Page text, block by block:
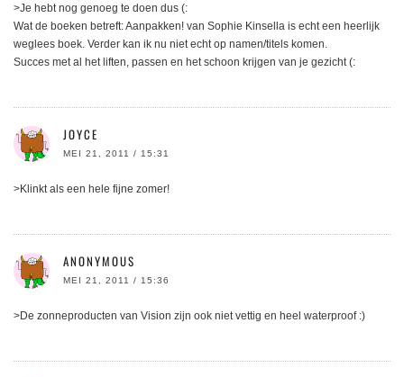
>Je hebt nog genoeg te doen dus (:
Wat de boeken betreft: Aanpakken! van Sophie Kinsella is echt een heerlijk
weglees boek. Verder kan ik nu niet echt op namen/titels komen.
Succes met al het liften, passen en het schoon krijgen van je gezicht (:
JOYCE
MEI 21, 2011 / 15:31
>Klinkt als een hele fijne zomer!
ANONYMOUS
MEI 21, 2011 / 15:36
>De zonneproducten van Vision zijn ook niet vettig en heel waterproof :)